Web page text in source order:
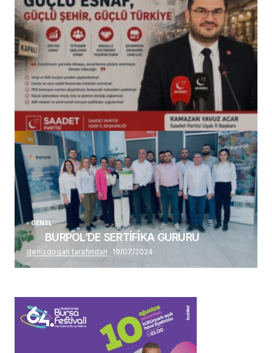
(başlıksız)
Alaattin Karahan tarafından 14/07/2026
GENEL
BURPOL’DE SERTİFİKA GURURU
denizdogan tarafından 19/07/2024